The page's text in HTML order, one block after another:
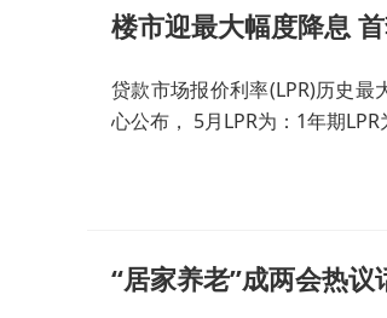
楼市迎最大幅度降息
贷款市场报价利率(LPR)历史
心公布， 5月LPR为：1年期LPR
“居家养老”成两会热